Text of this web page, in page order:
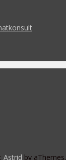
Astrid by aThemes.